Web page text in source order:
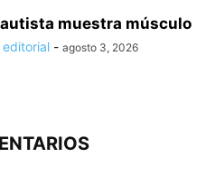
muestra músculo
editorial - agosto 3, 2026